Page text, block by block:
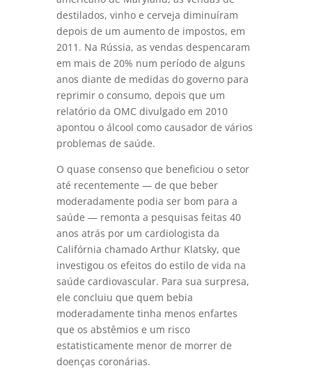
destilados, vinho e cerveja diminuíram
depois de um aumento de impostos, em
2011. Na Rússia, as vendas despencaram
em mais de 20% num período de alguns
anos diante de medidas do governo para
reprimir o consumo, depois que um
relatório da OMC divulgado em 2010
apontou o álcool como causador de vários
problemas de saúde.
O quase consenso que beneficiou o setor
até recentemente — de que beber
moderadamente podia ser bom para a
saúde — remonta a pesquisas feitas 40
anos atrás por um cardiologista da
Califórnia chamado Arthur Klatsky, que
investigou os efeitos do estilo de vida na
saúde cardiovascular. Para sua surpresa,
ele concluiu que quem bebia
moderadamente tinha menos enfartes
que os abstêmios e um risco
estatisticamente menor de morrer de
doenças coronárias.